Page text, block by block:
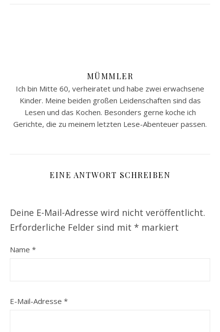
MÜMMLER
Ich bin Mitte 60, verheiratet und habe zwei erwachsene
Kinder. Meine beiden großen Leidenschaften sind das
Lesen und das Kochen. Besonders gerne koche ich
Gerichte, die zu meinem letzten Lese-Abenteuer passen.
EINE ANTWORT SCHREIBEN
Deine E-Mail-Adresse wird nicht veröffentlicht.
Erforderliche Felder sind mit * markiert
Name *
E-Mail-Adresse *